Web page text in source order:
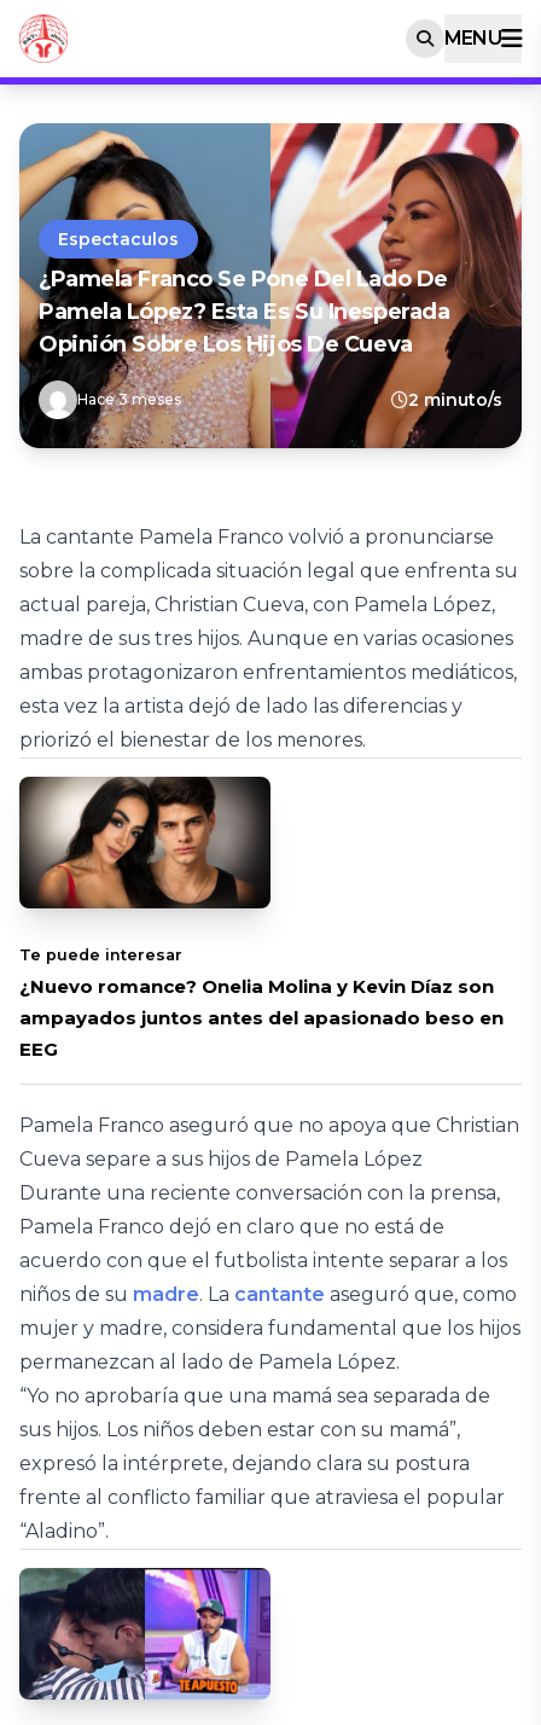
MENU
Espectaculos
¿Pamela Franco Se Pone Del Lado De
Pamela López? Esta Es Su Inesperada
Opinión Sobre Los Hijos De Cueva
Hace 3 meses 2 minuto/s
La cantante Pamela Franco volvió a pronunciarse
sobre la complicada situación legal que enfrenta su
actual pareja, Christian Cueva, con Pamela López,
madre de sus tres hijos. Aunque en varias ocasiones
ambas protagonizaron enfrentamientos mediáticos,
esta vez la artista dejó de lado las diferencias y
priorizó el bienestar de los menores.
Te puede interesar
¿Nuevo romance? Onelia Molina y Kevin Díaz son
ampayados juntos antes del apasionado beso en
EEG
Pamela Franco aseguró que no apoya que Christian
Cueva separe a sus hijos de Pamela López
Durante una reciente conversación con la prensa,
Pamela Franco dejó en claro que no está de
acuerdo con que el futbolista intente separar a los
niños de su madre. La cantante aseguró que, como
mujer y madre, considera fundamental que los hijos
permanezcan al lado de Pamela López.
“Yo no aprobaría que una mamá sea separada de
sus hijos. Los niños deben estar con su mamá”,
expresó la intérprete, dejando clara su postura
frente al conflicto familiar que atraviesa el popular
“Aladino”.